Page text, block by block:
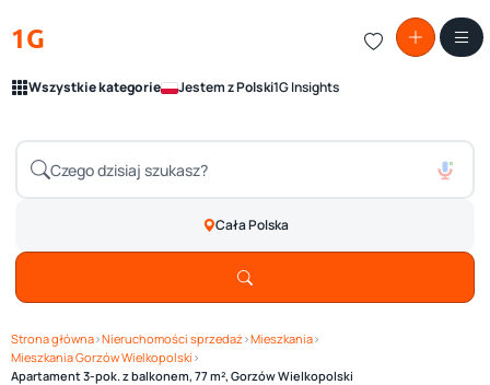
1G
Wszystkie kategorie Jestem z Polski1G Insights
Cała Polska
Strona główna›Nieruchomości sprzedaż›Mieszkania›
Mieszkania Gorzów Wielkopolski ›
Apartament 3-pok. z balkonem, 77 m², Gorzów Wielkopolski
1/ 4